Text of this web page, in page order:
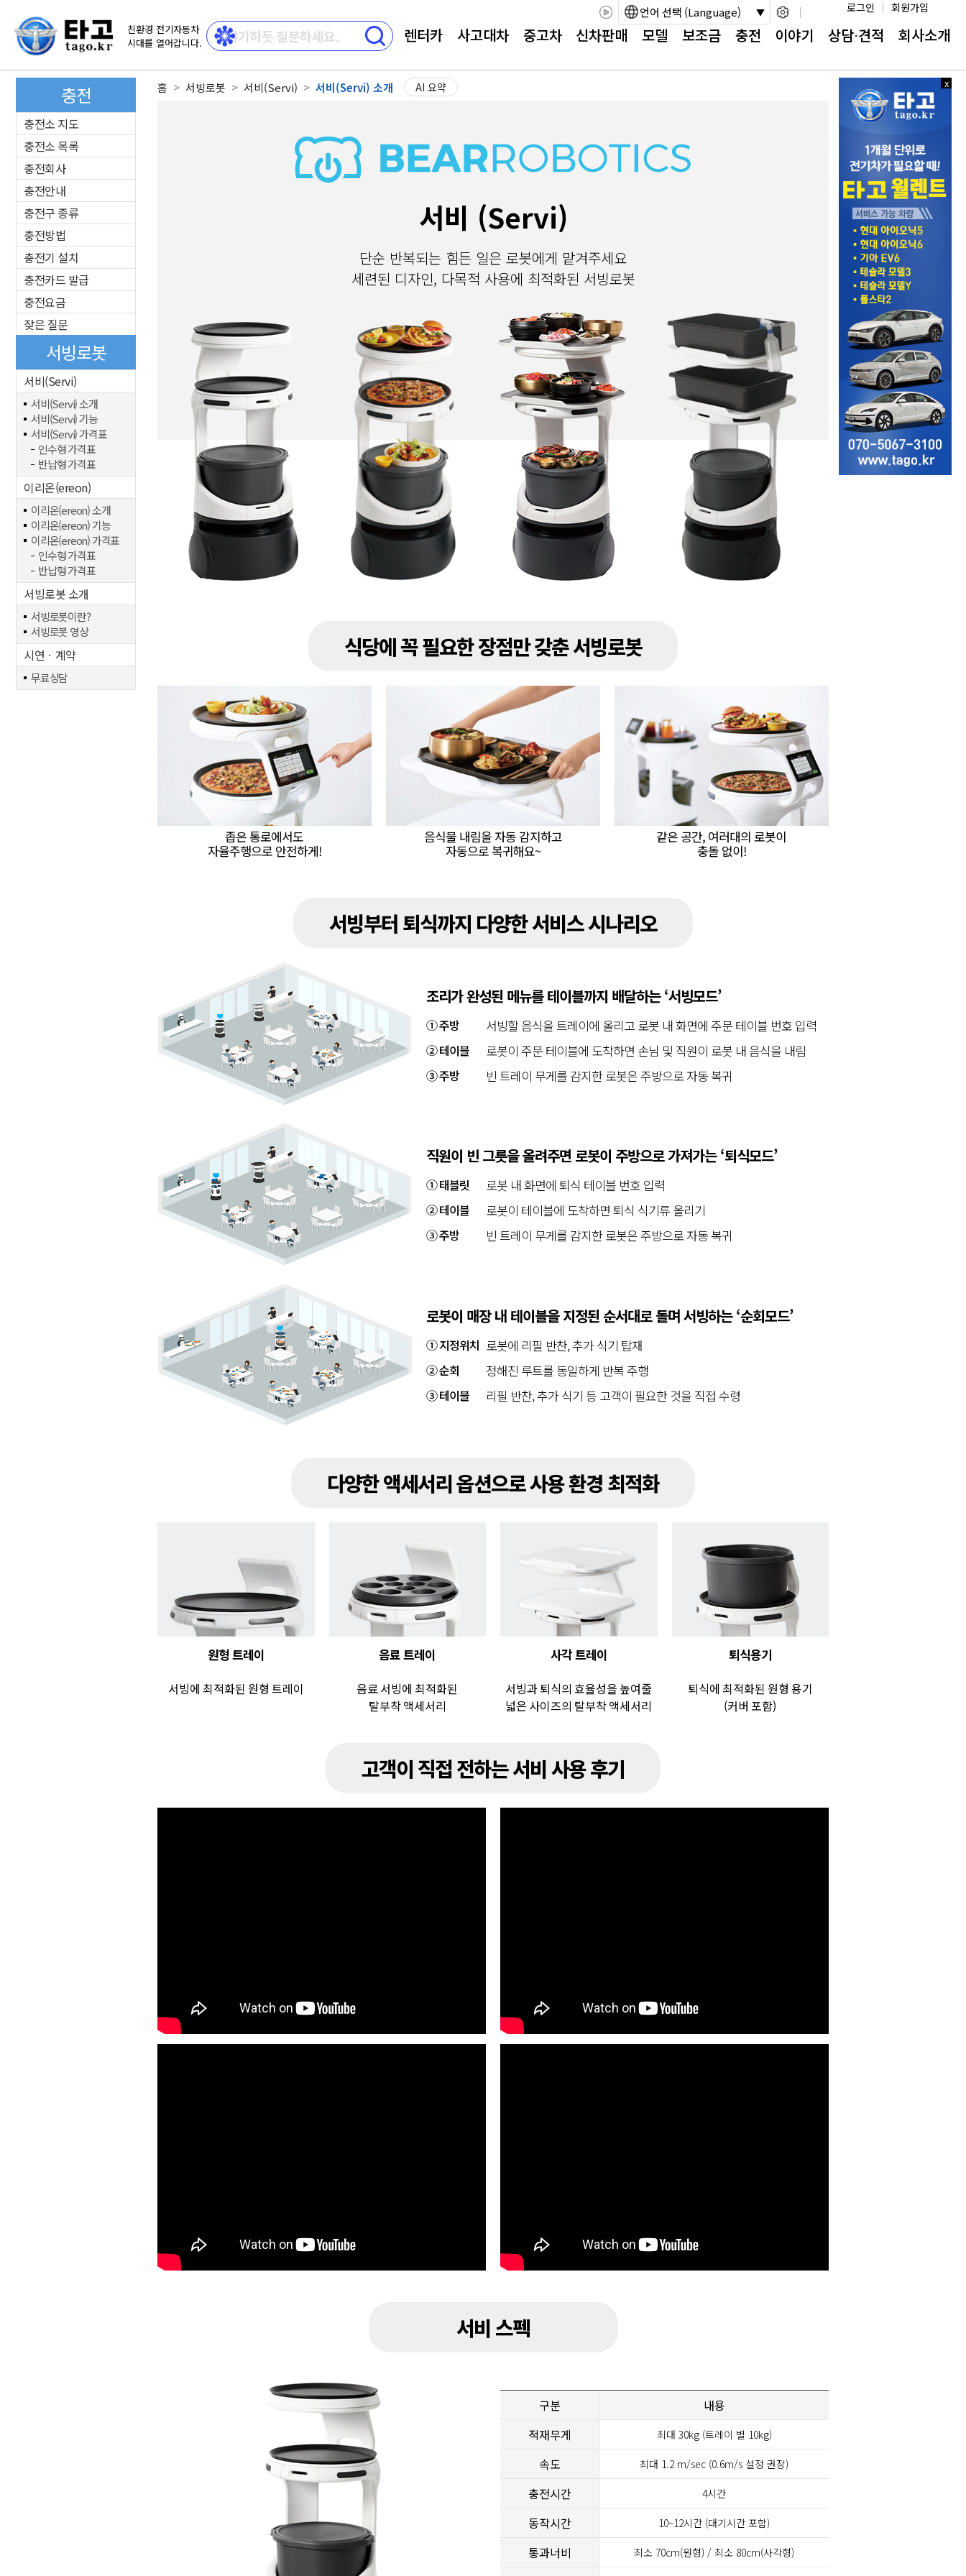
친환경 전기자동차
시대를 열어갑니다.
로그인 회원가입
언어 선택 (Language)
렌터카 사고대차 중고차 신차판매 모델 보조금 충전 이야기 상담⋅견적 회사소개
홈 서빙로봇 서비(Servi) 서비(Servi) 소개 AI 요약
충전
충전소 지도
충전소 목록
충전회사
충전안내
충전구 종류
충전방법
충전기 설치
충전카드 발급
충전요금
잦은 질문
서빙로봇
서비(Servi)
서비(Servi) 소개
서비(Servi) 기능
서비(Servi) 가격표
인수형 가격표
반납형 가격표
이리온(ereon)
이리온(ereon) 소개
이리온(ereon) 기능
이리온(ereon) 가격표
인수형 가격표
반납형 가격표
서빙로봇 소개
서빙로봇이란?
서빙로봇 영상
시연ㆍ계약
무료상담
서비 (Servi)
단순 반복되는 힘든 일은 로봇에게 맡겨주세요
세련된 디자인, 다목적 사용에 최적화된 서빙로봇
식당에 꼭 필요한 장점만 갖춘 서빙로봇
좁은 통로에서도
자율주행으로 안전하게!
음식물 내림을 자동 감지하고
자동으로 복귀해요~
같은 공간, 여러대의 로봇이
충돌 없이!
서빙부터 퇴식까지 다양한 서비스 시나리오
조리가 완성된 메뉴를 테이블까지 배달하는 ‘서빙모드’
① 주방 서빙할 음식을 트레이에 올리고 로봇 내 화면에 주문 테이블 번호 입력
② 테이블 로봇이 주문 테이블에 도착하면 손님 및 직원이 로봇 내 음식을 내림
③ 주방 빈 트레이 무게를 감지한 로봇은 주방으로 자동 복귀
직원이 빈 그릇을 올려주면 로봇이 주방으로 가져가는 ‘퇴식모드’
① 태블릿 로봇 내 화면에 퇴식 테이블 번호 입력
② 테이블 로봇이 테이블에 도착하면 퇴식 식기류 올리기
③ 주방 빈 트레이 무게를 감지한 로봇은 주방으로 자동 복귀
로봇이 매장 내 테이블을 지정된 순서대로 돌며 서빙하는 ‘순회모드’
① 지정위치 로봇에 리필 반찬, 추가 식기 탑재
② 순회 정해진 루트를 동일하게 반복 주행
③ 테이블 리필 반찬, 추가 식기 등 고객이 필요한 것을 직접 수령
다양한 액세서리 옵션으로 사용 환경 최적화
원형 트레이
서빙에 최적화된 원형 트레이
음료 트레이
음료 서빙에 최적화된
탈부착 액세서리
사각 트레이
서빙과 퇴식의 효율성을 높여줄
넓은 사이즈의 탈부착 액세서리
퇴식용기
퇴식에 최적화된 원형 용기
(커버 포함)
고객이 직접 전하는 서비 사용 후기
서비 스펙
구분
내용
적재무게
최대 30kg (트레이 별 10kg)
속도 최대 1.2 m/sec (0.6m/s 설정 권장)
충전시간 4시간
동작시간 10~12시간 (대기시간 포함)
통과너비 최소 70cm(원형) / 최소 80cm(사각형)
x
x